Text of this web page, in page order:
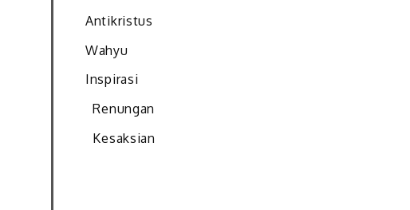
Antikristus
Wahyu
Inspirasi
Renungan
Kesaksian